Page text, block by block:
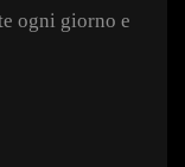
ogni giorno e